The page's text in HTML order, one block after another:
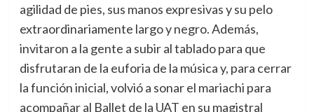
agilidad de pies, sus manos expresivas y su pelo
extraordinariamente largo y negro. Además,
invitaron a la gente a subir al tablado para que
disfrutaran de la euforia de la música y, para cerrar
la función inicial, volvió a sonar el mariachi para
acompañar al Ballet de la UAT en su magistral